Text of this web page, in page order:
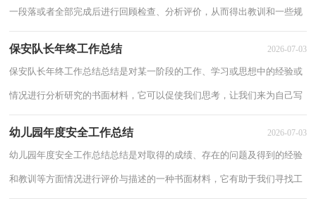
一段落或者全部完成后进行回顾检查、分析评价，从而得出教训和一些规
保安队长年终工作总结 2026-07-03
保安队长年终工作总结总结是对某一阶段的工作、学习或思想中的经验或
情况进行分析研究的书面材料，它可以促使我们思考，让我们来为自己写
幼儿园年度安全工作总结 2026-07-03
幼儿园年度安全工作总结总结是对取得的成绩、存在的问题及得到的经验
和教训等方面情况进行评价与描述的一种书面材料，它有助于我们寻找工